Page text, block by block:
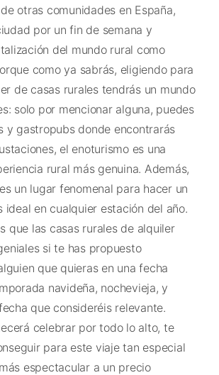
otras comunidades en España,
por un fin de semana y
del mundo rural como
como ya sabrás, eligiendo para
de casas rurales tendrás un mundo
solo por mencionar alguna, puedes
y gastropubs donde encontrarás
el enoturismo es una
rural más genuina. Además,
un lugar fenomenal para hacer un
ideal en cualquier estación del año.
que las casas rurales de alquiler
si te has propuesto
que quieras en una fecha
navideña, nochevieja, y
que consideréis relevante.
celebrar por todo lo alto, te
para este viaje tan especial
espectacular a un precio